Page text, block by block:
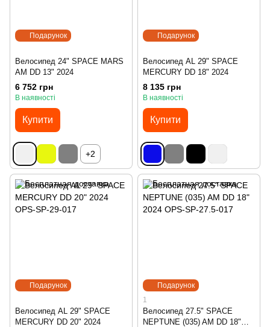
Подарунок
Велосипед 24" SPACE MARS
AM DD 13" 2024
6 752 грн
В наявності
Купити
+2
Подарунок
Велосипед AL 29" SPACE
MERCURY DD 18" 2024
8 135 грн
В наявності
Купити
Подарунок
Велосипед AL 29" SPACE
MERCURY DD 20" 2024
Подарунок
1
Велосипед 27.5" SPACE
NEPTUNE (035) AM DD 18"